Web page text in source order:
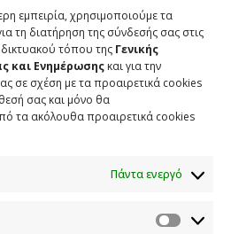
εμπειρία, χρησιμοποιούμε τα
τη διατήρηση της σύνδεσής σας στις
δικτυακού τόπου της Γενικής
και Ενημέρωσης και για την
σε σχέση με τα προαιρετικά cookies
σας και μόνο θα
τα ακόλουθα προαιρετικά cookies
Πάντα ενεργό
Πάντου